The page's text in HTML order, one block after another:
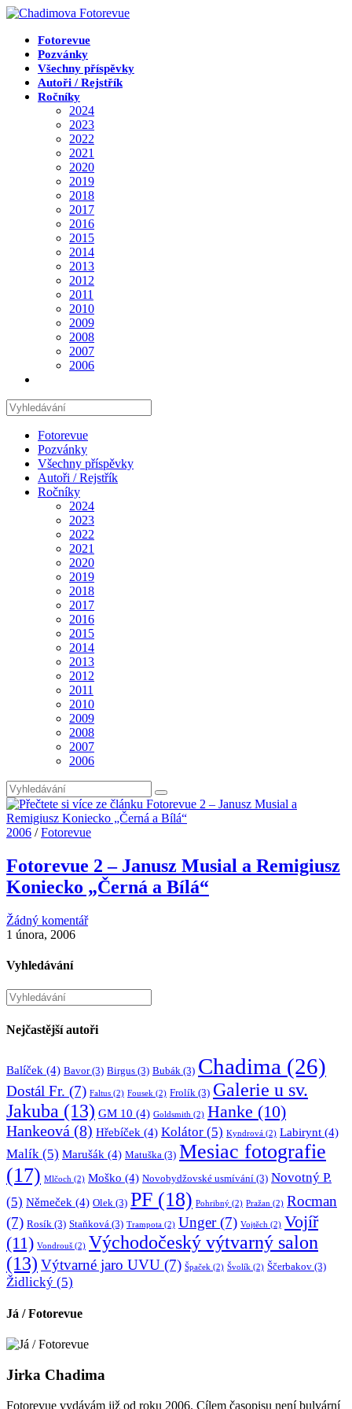
Přejít
obsahuFotorevue
Pozvánky
Všechny příspěvky
Autoři / Rejstřík
Ročníky
2024
2023
2022
2021
2020
2019
2018
2017
2016
2015
2014
2013
2012
2011
2010
2009
2008
2007
2006
Hledat
na
stránceFotorevue
Pozvánky
Všechny příspěvky
Autoři / Rejstřík
Ročníky
2024
2023
2022
2021
2020
2019
2018
2017
2016
2015
2014
2013
2012
2011
2010
2009
2008
2007
2006
2006 /Fotorevue
Fotorevue 2 – Janusz Musial a Remigiusz
Koniecko „Černá a Bílá“
Žádný komentář
1 února, 2006
Vyhledávání
Hledat
na
stránce
Nejčastější autoři
Balíček (4) Bavor(3) Birgus (3) Bubák (3) Chadima (26)
Dostál Fr. (7) Faltus (2) Fousek (2) Frolík (3) Galerie u sv.
Jakuba (13) GM 10 (4) Goldsmith (2) Hanke (10)
Hankeová (8) Hřebíček (4) Kolátor (5) Kyndrová (2) Labirynt (4)
Malík (5) Marušák (4) Matuška (3) Mesiac fotografie
(17) Mlčoch (2) Moško (4) Novobydžovské usmívání (3) Novotný P.
(5) Němeček (4) Olek (3) PF (18) Pohribný (2) Pražan (2) Rocman
(7) Rosík (3) Staňková (3) Trampota (2) Unger(7) Vojtěch (2) Vojíř
(11) Vondrouš (2) Východočeský výtvarný salon
(13) Výtvarné jaro UVU (7) Špaček (2) Švolík (2) Ščerbakov (3)
Židlický (5)
Já / Fotorevue
Jirka Chadima
Fotorevue vydávám již od roku 2006. Cílem časopisu není bulvární